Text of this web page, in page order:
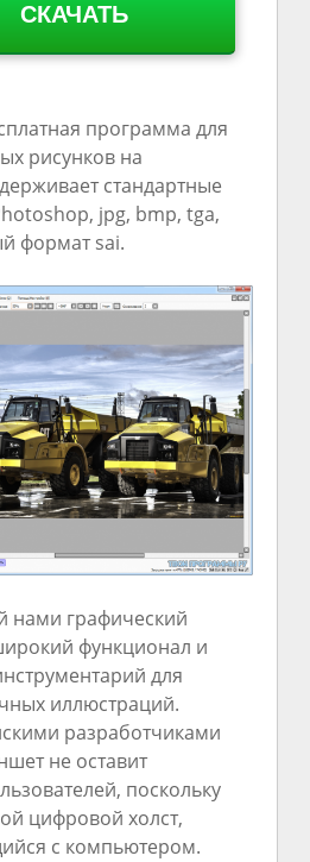
СКАЧАТЬ
программа для
рисунков на
стандартные
jpg, bmp, tga,
формат sai.
нами графический
функционал и
для
иллюстраций.
разработчиками
не оставит
поскольку
цифровой холст,
с компьютером.